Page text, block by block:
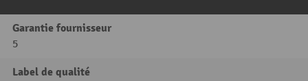
Garantie fournisseur
5
Label de qualité